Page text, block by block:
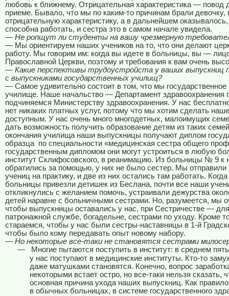
любовь к ближнему. Отрицательная характеристика — повод
приеме. Бывало, что мы по каким-то причинам брали
отрицательную характеристику, а в дальнейшем
способна работать, и сестра это в самом начале увидела.
— Не ропщут ли студенты на вашу чрезмерную
— Мы ориентируем наших учеников на то, что они делают
работу. Мы говорим им: когда вы идете в больницы, вы —
Православной Церкви, поэтому и требования к вам очень
— Какие перспективы трудоустройста у ваших выпускниц
с выпускниками государственных училищ?
— Самое удивительно состоит в том, что мы государственное
училище. Наше начальство — Департамент здравоохранения
подчиняемся Министерству здравоохранения. У нас
нет никаких платных услуг, потому что мы хотим сделать
доступным. У нас очень много многодетных, малоимущих
дать возможность получить образование детям из таких
окончания училища наши выпускницы получают диплом
образца по специальности «медицинская сестра общего
государственным дипломом они могут устроиться в любую
институт Склифосовского, в реанимацию. Из больницы № 9 к
обратились за помощью, у них не было сестер. Мы отправили
учениц на практику, и две из них остались там работать.
больницы привезли детишек из Беслана, почти все наши
откликнулись с желанием помочь, устраивали дежурства
детей наравне с больничными сестрами. Но, разумеется, мы
чтобы выпускницы оставались у нас, при Сестричестве —
патронажной службе, богадельне, сестрами по уходу. Кроме
стараемся, чтобы у нас были сестры-наставницы в 1-й
чтобы было кому передавать опыт новому набору.
— Но некоторые все-таки не становятся сестрами
—
Многие пытаются поступить в институт: в среднем
у нас поступают в медицинские институты. Кто-то
даже матушками становятся. Конечно, вопрос
некоторыми встает остро, но все-таки нельзя сказать,
основная причина ухода наших выпускниц. Как
в обычных больницах, в системе государственного